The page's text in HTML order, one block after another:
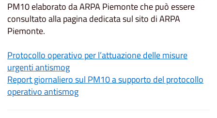
PM10 elaborato da ARPA Piemonte che può essere
consultato alla pagina dedicata sul sito di ARPA
Piemonte.
Protocollo operativo per l’attuazione delle misure
urgenti antismog
Report giornaliero sul PM10 a supporto del protocollo
operativo antismog